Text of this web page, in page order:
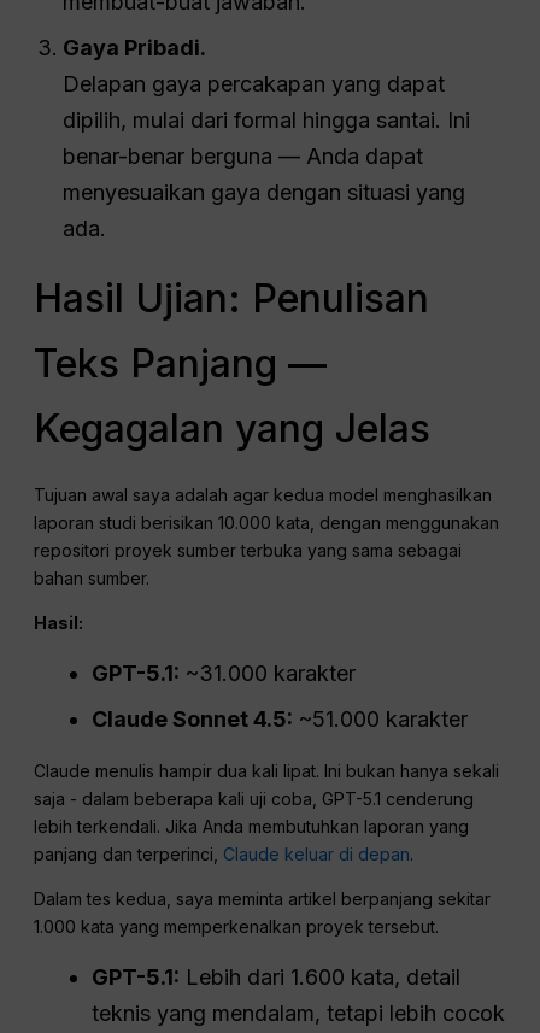
Gaya Pribadi.
Delapan gaya percakapan yang dapat
dipilih, mulai dari formal hingga santai. Ini
benar-benar berguna — Anda dapat
menyesuaikan gaya dengan situasi yang
ada.
Hasil Ujian: Penulisan
Teks Panjang —
Kegagalan yang Jelas
Tujuan awal saya adalah agar kedua model menghasilkan
laporan studi berisikan 10.000 kata, dengan menggunakan
repositori proyek sumber terbuka yang sama sebagai
bahan sumber.
Hasil:
GPT-5.1: ~31.000 karakter
Claude Sonnet 4.5: ~51.000 karakter
Claude menulis hampir dua kali lipat. Ini bukan hanya sekali
saja - dalam beberapa kali uji coba, GPT-5.1 cenderung
lebih terkendali. Jika Anda membutuhkan laporan yang
panjang dan terperinci, Claude keluar di depan.
Dalam tes kedua, saya meminta artikel berpanjang sekitar
1.000 kata yang memperkenalkan proyek tersebut.
GPT-5.1: Lebih dari 1.600 kata, detail
teknis yang mendalam, tetapi lebih cocok